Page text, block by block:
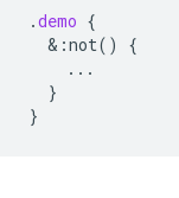
.demo {
& :not()
{
...
}
}